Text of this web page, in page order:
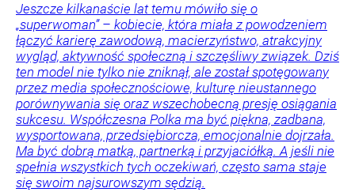
Jeszcze kilkanaście lat temu mówiło się o
„superwoman” – kobiecie, która miała z powodzeniem
łączyć karierę zawodową, macierzyństwo, atrakcyjny
wygląd, aktywność społeczną i szczęśliwy związek. Dziś
ten model nie tylko nie zniknął, ale został spotęgowany
przez media społecznościowe, kulturę nieustannego
porównywania się oraz wszechobecną presję osiągania
sukcesu. Współczesna Polka ma być piękna, zadbana,
wysportowana, przedsiębiorcza, emocjonalnie dojrzała.
Ma być dobrą matką, partnerką i przyjaciółką. A jeśli nie
spełnia wszystkich tych oczekiwań, często sama staje
się swoim najsurowszym sędzią.